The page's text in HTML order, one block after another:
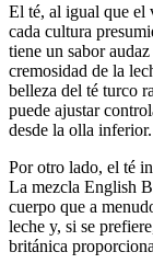
El té, al igual que el
cada cultura
tiene un sabor
cremosidad de la
belleza del té turco
puede ajustar
desde la olla inferior.
Por otro lado, el té
La mezcla English
cuerpo que a
leche y, si se
británica